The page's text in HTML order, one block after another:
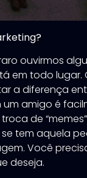
ouvirmos
em todo
a diferença
um amigo é
de
tem aquela
Você
deseja.